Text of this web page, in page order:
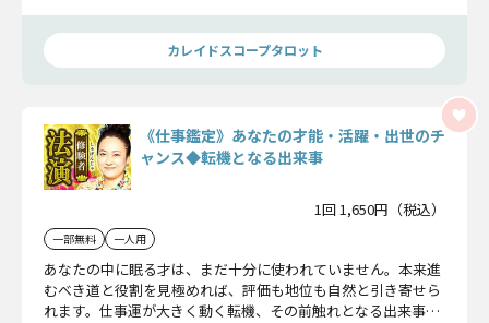
っきりと示します。
カレイドスコープタロット
《仕事鑑定》あなたの才能・活躍・出世のチ
ャンス◆転機となる出来事
1回 1,650円（税込）
一部無料 一人用
あなたの中に眠る才は、まだ十分に使われていません。本来進
むべき道と役割を見極めれば、評価も地位も自然と引き寄せら
れます。仕事運が大きく動く転機、その前触れとなる出来事、